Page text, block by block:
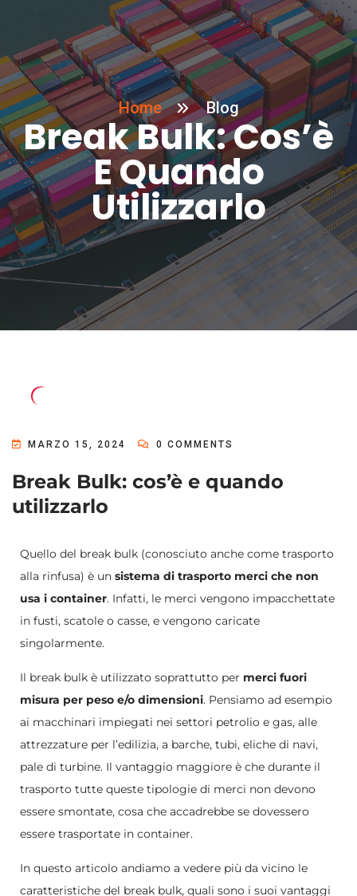
Home Blog
Break Bulk: Cos’è
E Quando
Utilizzarlo
MARZO 15, 2024 0 COMMENTS
Break Bulk: cos’è e quando
utilizzarlo
Quello del break bulk (conosciuto anche come trasporto
alla rinfusa) è un sistema di trasporto merci che non
usa i container. Infatti, le merci vengono impacchettate
in fusti, scatole o casse, e vengono caricate
singolarmente.
Il break bulk è utilizzato soprattutto per merci fuori
misura per peso e/o dimensioni. Pensiamo ad esempio
ai macchinari impiegati nei settori petrolio e gas, alle
attrezzature per l’edilizia, a barche, tubi, eliche di navi,
pale di turbine. Il vantaggio maggiore è che durante il
trasporto tutte queste tipologie di merci non devono
essere smontate, cosa che accadrebbe se dovessero
essere trasportate in container.
In questo articolo andiamo a vedere più da vicino le
caratteristiche del break bulk, quali sono i suoi vantaggi